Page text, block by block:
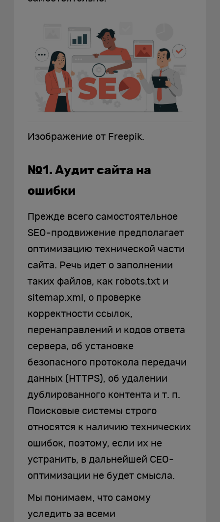
Изображение от Freepik.
№1. Аудит сайта на
ошибки
Прежде всего самостоятельное
SEO-продвижение предполагает
оптимизацию технической части
сайта. Речь идет о заполнении
таких файлов, как robots.txt и
sitemap.xml, о проверке
корректности ссылок,
перенаправлений и кодов ответа
сервера, об установке
безопасного протокола передачи
данных (HTTPS), об удалении
дублированного контента и т. п.
Поисковые системы строго
относятся к наличию технических
ошибок, поэтому, если их не
устранить, в дальнейшей СЕО-
оптимизации не будет смысла.
Мы понимаем, что самому
уследить за всеми